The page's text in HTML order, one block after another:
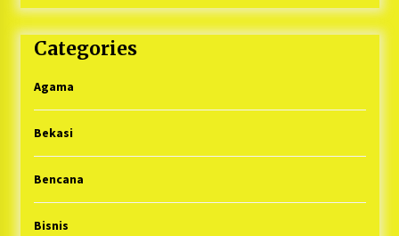
Categories
Agama
Bekasi
Bencana
Bisnis